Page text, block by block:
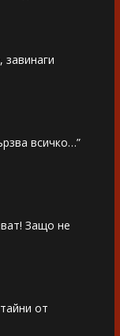
завинаги
всичко…”
Защо не
от